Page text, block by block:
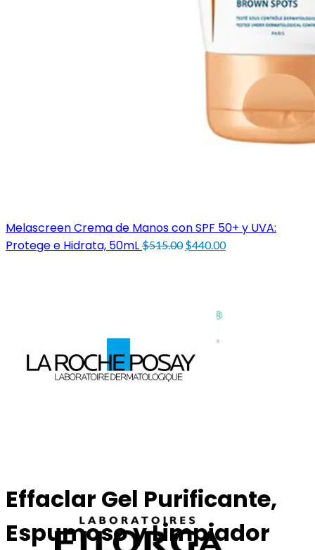
Melascreen Crema de Manos con SPF 50+ y UVA:
Protege e Hidrata, 50mL $515.00 Original
$440.00Current
Effaclar Gel Purificante,
Espumoso y Limpiador